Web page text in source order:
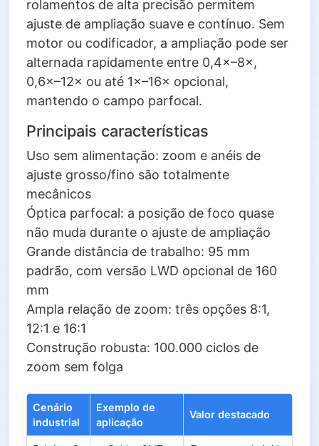
rolamentos de alta precisão permitem
ajuste de ampliação suave e contínuo. Sem
motor ou codificador, a ampliação pode ser
alternada rapidamente entre 0,4×–8×,
0,6×–12× ou até 1×–16× opcional,
mantendo o campo parfocal.
Principais características
Uso sem alimentação: zoom e anéis de
ajuste grosso/fino são totalmente
mecânicos
Óptica parfocal: a posição de foco quase
não muda durante o ajuste de ampliação
Grande distância de trabalho: 95 mm
padrão, com versão LWD opcional de 160
mm
Ampla relação de zoom: três opções 8:1,
12:1 e 16:1
Construção robusta: 100.000 ciclos de
zoom sem folga
Cenário
industrial
Exemplo de
aplicação
Valor destacado